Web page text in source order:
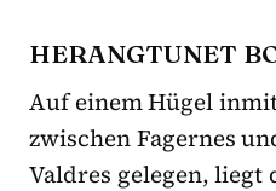
HERANGTUNET
Auf einem Hügel
zwischen Fagernes
Valdres gelegen, liegt